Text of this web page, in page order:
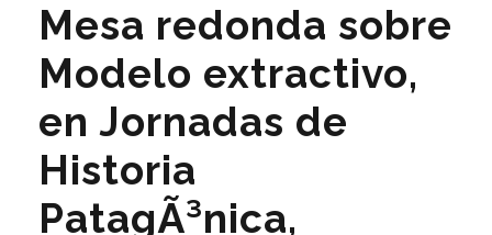
Mesa redonda sobre
Modelo extractivo,
en Jornadas de
Historia
PatagÃ³nica,